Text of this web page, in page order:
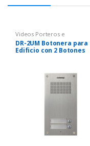
Videos Porteros e
Intercomunicadores
DR-2UM Botonera para
Edificio con 2 Botones